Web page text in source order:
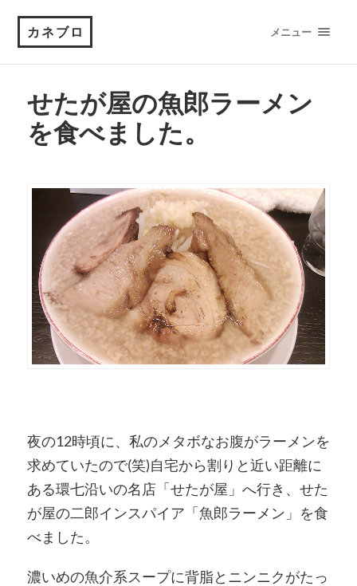
カネブロ メニュー
せたが屋の魚郎ラーメン
を食べました。
夜の12時頃に、私のメタボなお腹がラーメンを
求めていたので(笑)自宅から割りと近い距離に
ある環七沿いの名店「せたが屋」へ行き、せた
が屋の二郎インスパイア「魚郎ラーメン」を食
べました。
濃いめの魚介系スープに背脂とニンニクがたっ